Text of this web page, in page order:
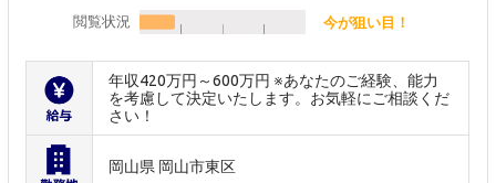
閲覧状況 今が狙い目！
年収420万円～600万円 ※あなたのご経験、能力
を考慮して決定いたします。お気軽にご相談くだ
さい！
岡山県 岡山市東区